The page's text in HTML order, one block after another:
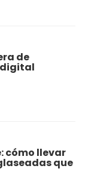
de
digital
cómo llevar
que